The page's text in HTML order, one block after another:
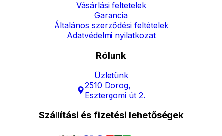
Vásárlási feltetelek
Garancia
Általános szerződési feltételek
Adatvédelmi nyilatkozat
Rólunk
Üzletünk
2510 Dorog,
Esztergomi út 2.
Szállítási és fizetési lehetőségek